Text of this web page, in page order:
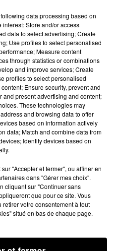
Ce magistrat âgé de 46
de la république à
a pris ses fonctions au
(TGI) en remplacement
directeur à la direction
grâces, chef du service
L’audience solennel
procureur aura lieu le 27
Aurignac exerçait à
Il faut dire qu’il connaît
d’origine béarnaise et
le nouveau patron des
son rôle.
data processing based on
Store and/or access
data to select advertising; Create
Use profiles to select personalised
Measure content
through statistics or combinations
and improve services; Create
profiles to select personalised
Ensure security, prevent and
and present advertising and content;
These technologies may
and browsing data to offer
based on information actively
data; Match and combine data from
Identify devices based on
"Accepter et fermer", ou affiner en
dans "Gérer mes choix".
cliquant sur "Continuer sans
que pour ce site. Vous
votre consentement à tout
situé en bas de chaque page.